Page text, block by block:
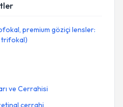
premium göziçi lensler:
trifokal)
ve Cerrahisi
cerrahi